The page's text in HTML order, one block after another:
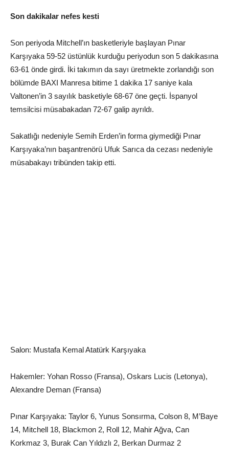
Son dakikalar nefes kesti
Son periyoda Mitchell’ın basketleriyle başlayan Pınar
Karşıyaka 59-52 üstünlük kurduğu periyodun son 5 dakikasına
63-61 önde girdi. İki takımın da sayı üretmekte zorlandığı son
bölümde BAXI Manresa bitime 1 dakika 17 saniye kala
Valtonen’in 3 sayılık basketiyle 68-67 öne geçti. İspanyol
temsilcisi müsabakadan 72-67 galip ayrıldı.
Sakatlığı nedeniyle Semih Erden’in forma giymediği Pınar
Karşıyaka’nın başantrenörü Ufuk Sarıca da cezası nedeniyle
müsabakayı tribünden takip etti.
Salon: Mustafa Kemal Atatürk Karşıyaka
Hakemler: Yohan Rosso (Fransa), Oskars Lucis (Letonya),
Alexandre Deman (Fransa)
Pınar Karşıyaka: Taylor 6, Yunus Sonsırma, Colson 8, M’Baye
14, Mitchell 18, Blackmon 2, Roll 12, Mahir Ağva, Can
Korkmaz 3, Burak Can Yıldızlı 2, Berkan Durmaz 2